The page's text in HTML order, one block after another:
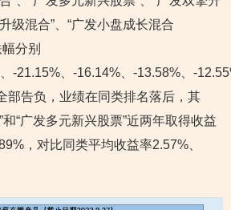
级混合”、“广发小盘成长混合
分别
-21.15%、-16.14%、-13.58%、-
部告负，业绩在同类排名落后，其
“广发多元新兴股票”近两年取得收益
，对比同类平均收益率2.57%、